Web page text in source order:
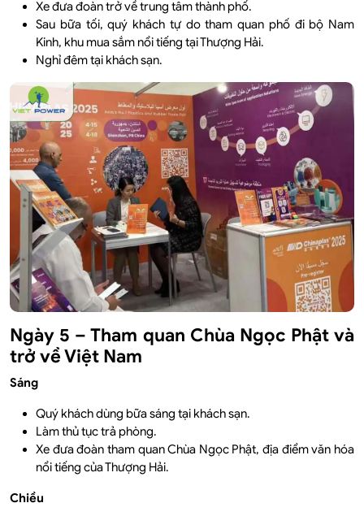
Xe đưa đoàn trở về trung tâm thành phố.
Sau bữa tối, quý khách tự do tham quan phố đi bộ Nam
Kinh, khu mua sắm nổi tiếng tại Thượng Hải.
Nghỉ đêm tại khách sạn.
Ngày 5 – Tham quan Chùa Ngọc Phật và
trở về Việt Nam
Sáng
Quý khách dùng bữa sáng tại khách sạn.
Làm thủ tục trả phòng.
Xe đưa đoàn tham quan Chùa Ngọc Phật, địa điểm văn hóa
nổi tiếng của Thượng Hải.
Chiều